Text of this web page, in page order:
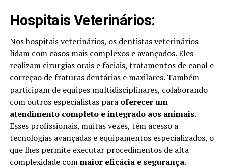
Hospitais Veterinários:
Nos hospitais veterinários, os dentistas veterinários
lidam com casos mais complexos e avançados. Eles
realizam cirurgias orais e faciais, tratamentos de canal e
correção de fraturas dentárias e maxilares. Também
participam de equipes multidisciplinares, colaborando
com outros especialistas para oferecer um
atendimento completo e integrado aos animais.
Esses profissionais, muitas vezes, têm acesso a
tecnologias avançadas e equipamentos especializados, o
que lhes permite executar procedimentos de alta
complexidade commaior eficácia e segurança.